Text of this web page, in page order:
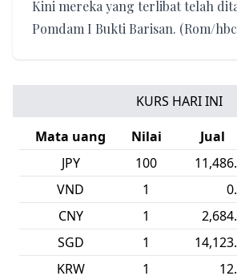
Kini mereka yang terlibat telah
Pomdam I Bukti Barisan. (Rom/
KURS HARI INI
Mata uang
Nilai Jual
JPY
100
VND
1
CNY
1
SGD
1
KRW
1